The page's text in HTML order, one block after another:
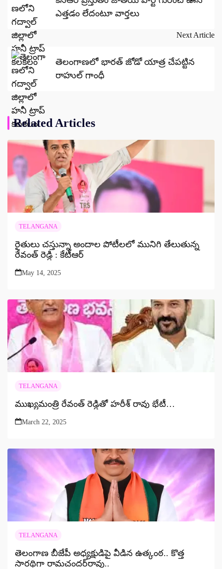
ఎత్తడం లేదంటూ వార్తలు
Next Article
తెలంగాణలో భారత్ జోడో యాత్ర చేపట్టిన
రాహుల్ గాంధీ
Related Articles
TELANGANA
రైతులు చస్తున్నా అందాల పోటీలలో మునిగి తేలుతున్న
రేవంత్ రెడ్డి : కేటీఆర్
May 14, 2025
TELANGANA
ముఖ్యమంత్రి రేవంత్ రెడ్డితో హరీశ్ రావు భేటీ…
March 22, 2025
TELANGANA
తెలంగాణ బీజేపీ అధ్యక్షుడిపై వీడిన ఉత్కంఠ.. కొత్త
సారథిగా రామచందర్‌రావు..